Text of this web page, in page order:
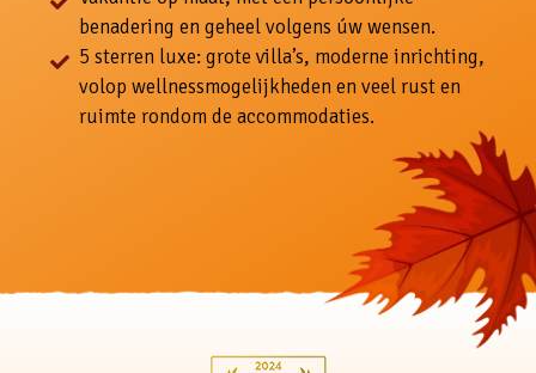
benadering en geheel volgens úw wensen.
5 sterren luxe: grote villa’s, moderne inrichting,
volop wellnessmogelijkheden en veel rust en
ruimte rondom de accommodaties.